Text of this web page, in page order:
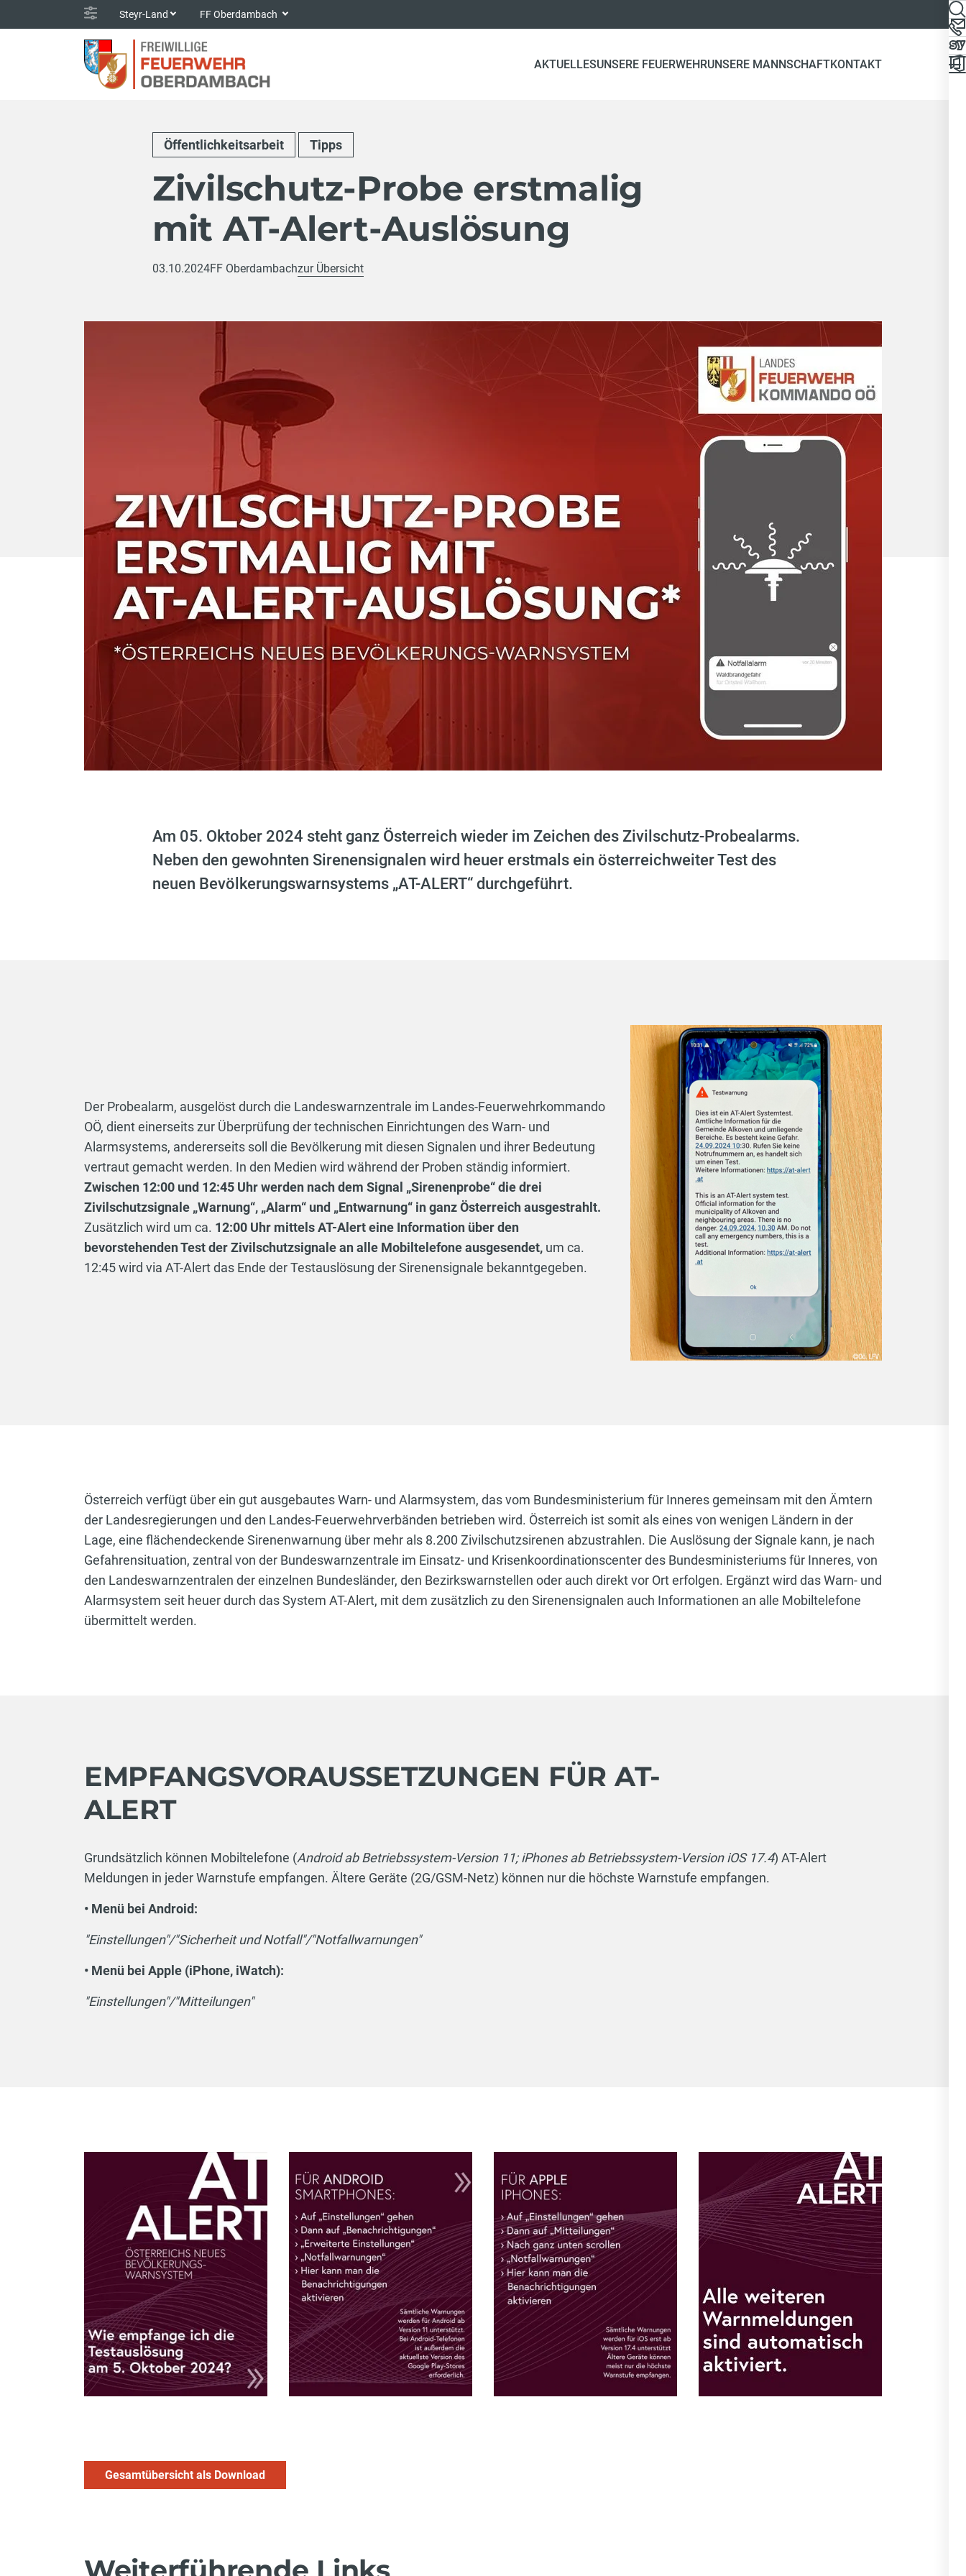
Steyr-Land FF Oberdambach
AKTUELLESUNSERE FEUERWEHRUNSERE MANNSCHAFTKONTAKT
Öffentlichkeitsarbeit Tipps
Zivilschutz-Probe erstmalig
mit AT-Alert-Auslösung
03.10.2024FF Oberdambachzur Übersicht
Am 05. Oktober 2024 steht ganz Österreich wieder im Zeichen des Zivilschutz-Probealarms.
Neben den gewohnten Sirenensignalen wird heuer erstmals ein österreichweiter Test des
neuen Bevölkerungswarnsystems „AT-ALERT“ durchgeführt.
Der Probealarm, ausgelöst durch die Landeswarnzentrale im Landes-Feuerwehrkommando
OÖ, dient einerseits zur Überprüfung der technischen Einrichtungen des Warn- und
Alarmsystems, andererseits soll die Bevölkerung mit diesen Signalen und ihrer Bedeutung
vertraut gemacht werden. In den Medien wird während der Proben ständig informiert.
Zwischen 12:00 und 12:45 Uhr werden nach dem Signal „Sirenenprobe“ die drei
Zivilschutzsignale „Warnung“, „Alarm“ und „Entwarnung“ in ganz Österreich ausgestrahlt.
Zusätzlich wird um ca. 12:00 Uhr mittels AT-Alert eine Information über den
bevorstehenden Test der Zivilschutzsignale an alle Mobiltelefone ausgesendet, um ca.
12:45 wird via AT-Alert das Ende der Testauslösung der Sirenensignale bekanntgegeben.
Österreich verfügt über ein gut ausgebautes Warn- und Alarmsystem, das vom Bundesministerium für Inneres gemeinsam mit den Ämtern
der Landesregierungen und den Landes-Feuerwehrverbänden betrieben wird. Österreich ist somit als eines von wenigen Ländern in der
Lage, eine flächendeckende Sirenenwarnung über mehr als 8.200 Zivilschutzsirenen abzustrahlen. Die Auslösung der Signale kann, je nach
Gefahrensituation, zentral von der Bundeswarnzentrale im Einsatz- und Krisenkoordinationscenter des Bundesministeriums für Inneres, von
den Landeswarnzentralen der einzelnen Bundesländer, den Bezirkswarnstellen oder auch direkt vor Ort erfolgen. Ergänzt wird das Warn- und
Alarmsystem seit heuer durch das System AT-Alert, mit dem zusätzlich zu den Sirenensignalen auch Informationen an alle Mobiltelefone
übermittelt werden.
EMPFANGSVORAUSSETZUNGEN FÜR AT-
ALERT
Grundsätzlich können Mobiltelefone (Android ab Betriebssystem-Version 11; iPhones ab Betriebssystem-Version iOS 17.4) AT-Alert
Meldungen in jeder Warnstufe empfangen. Ältere Geräte (2G/GSM-Netz) können nur die höchste Warnstufe empfangen.
• Menü bei Android:
"Einstellungen"/"Sicherheit und Notfall"/"Notfallwarnungen"
• Menü bei Apple (iPhone, iWatch):
"Einstellungen"/"Mitteilungen"
Gesamtübersicht als Download